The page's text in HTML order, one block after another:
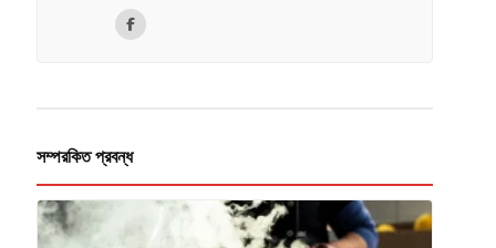
সম্পরকিত প্রবন্ধ